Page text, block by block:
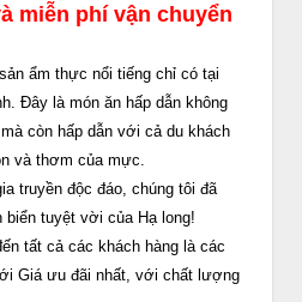
miễn phí vận chuyển
ẩm thực nổi tiếng chỉ có tại
Đây là món ăn hấp dẫn không
còn hấp dẫn với cả du khách
và thơm của mực.
truyền độc đáo, chúng tôi đã
biển tuyệt vời của Hạ long!
tất cả các khách hàng là các
Giá ưu đãi nhất, với chất lượng